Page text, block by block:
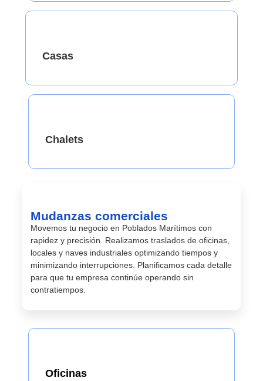
Casas
Chalets
Mudanzas comerciales
Movemos tu negocio en Poblados Marítimos con
rapidez y precisión. Realizamos traslados de oficinas,
locales y naves industriales optimizando tiempos y
minimizando interrupciones. Planificamos cada detalle
para que tu empresa continúe operando sin
contratiempos.
Oficinas